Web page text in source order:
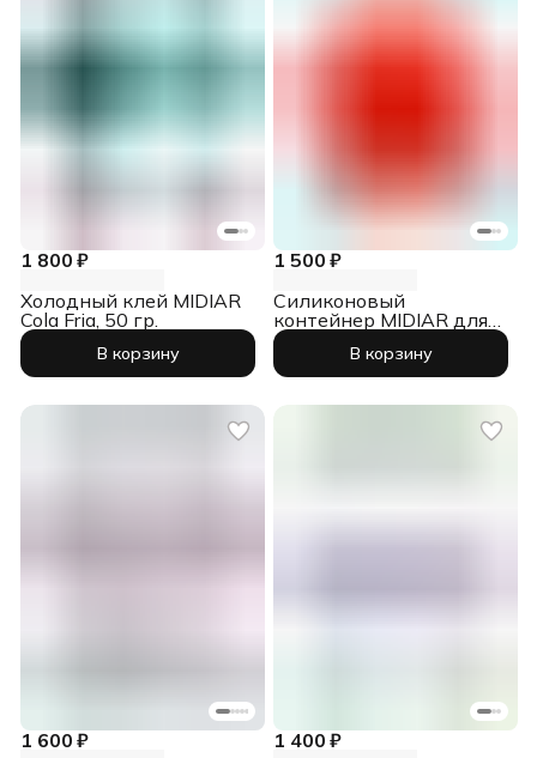
1 800 ₽
Холодный клей MIDIAR
Cola Fria, 50 гр.
В корзину
1 500 ₽
Силиконовый
контейнер MIDIAR для
холодного клея,
красныйВ корзину
1 600 ₽
1 400 ₽